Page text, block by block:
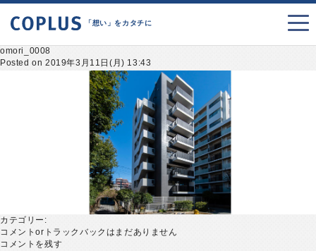
「想い」をカタチに
omori_0008
Posted on 2019年3月11日(月) 13:43
カテゴリー:
コメントorトラックバックはまだありません
コメントを残す